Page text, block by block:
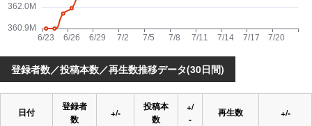
登録者数／投稿本数／再生数推移データ(30日間)
日付
登録者
数
+/-
投稿本
数
+/
-
再生数 +/-